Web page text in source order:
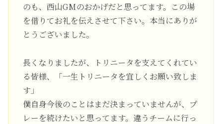
のも、西山GMのおかげだと思ってます。この場
を借りてお礼を伝えさせて下さい。本当にありが
とうございました。
長くなりましたが、トリニータを支えてくれてい
る皆様、「一生トリニータを宜しくお願い致しま
す」
僕自身今後のことはまだ決まっていませんが、プ
レーを続けたいと思ってます。違うチームに行っ